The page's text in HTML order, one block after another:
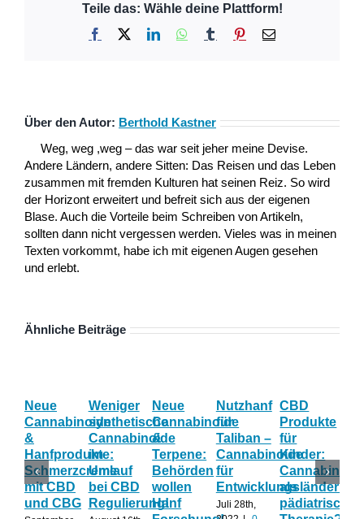
Teile das: Wähle deine Plattform!
Facebook LinkedInWhatsApp
Tumblr Pinterest
E-
Über den Autor: Berthold Kastner
Weg, weg ,weg – das war seit jeher meine Devise.
Andere Ländern, andere Sitten: Das Reisen und das Leben
zusammen mit fremden Kulturen hat seinen Reiz. So wird
der Horizont erweitert und befreit sich aus der eigenen
Blase. Auch die Vorteile beim Schreiben von Artikeln,
sollten dann nicht vergessen werden. Vieles was in meinen
Texten vorkommt, habe ich mit eigenen Augen gesehen
und erlebt.
Ähnliche Beiträge
Neue
Cannabinoide
&
Hanfprodukte:
Schmerzcreme
mit CBD
und CBG
Weniger
synthetische
Cannabinoide
im
Umlauf
bei CBD
Regulierung!
Neue
Cannabinoide
&
Terpene:
Behörden
wollen
Hanf
Nutzhanf
für
Taliban –
Cannabinoide
für
Entwicklungsländer?
Juli 28th,
CBD
Produkte
für
Kinder:
als
pädiatrische